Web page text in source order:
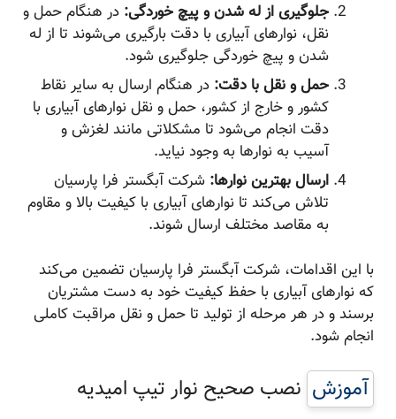
جلوگیری از له شدن و پیچ خوردگی:در هنگام حمل و
نقل، نوارهای آبیاری با دقت بارگیری می‌شوند تا از له
شدن و پیچ خوردگی جلوگیری شود.
حمل و نقل با دقت:در هنگام ارسال به سایر نقاط
کشور و خارج از کشور، حمل و نقل نوارهای آبیاری با
دقت انجام می‌شود تا مشکلاتی مانند لغزش و
آسیب به نوارها به وجود نیاید.
ارسال بهترین نوارها:شرکت آبگستر فرا پارسیان
تلاش می‌کند تا نوارهای آبیاری با کیفیت بالا و مقاوم
به مقاصد مختلف ارسال شوند.
با این اقدامات، شرکت آبگستر فرا پارسیان تضمین می‌کند
که نوارهای آبیاری با حفظ کیفیت خود به دست مشتریان
برسند و در هر مرحله از تولید تا حمل و نقل مراقبت کاملی
انجام شود.
آموزشنصب صحیح نوار تیپ امیدیه